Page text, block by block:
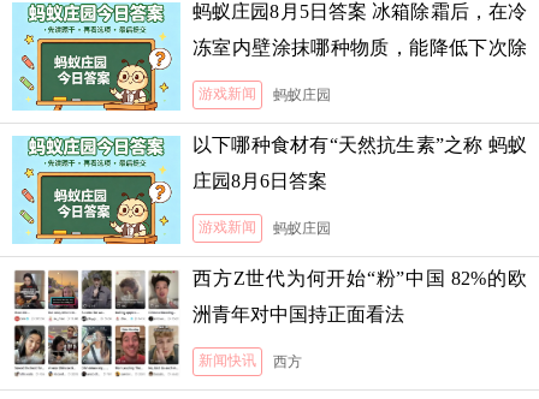
蚂蚁庄园8月5日答案 冰箱除霜后，在冷
冻室内壁涂抹哪种物质，能降低下次除
霜的难度
游戏新闻 蚂蚁庄园
以下哪种食材有“天然抗生素”之称 蚂蚁
庄园8月6日答案
游戏新闻 蚂蚁庄园
西方Z世代为何开始“粉”中国 82%的欧
洲青年对中国持正面看法
新闻快讯 西方